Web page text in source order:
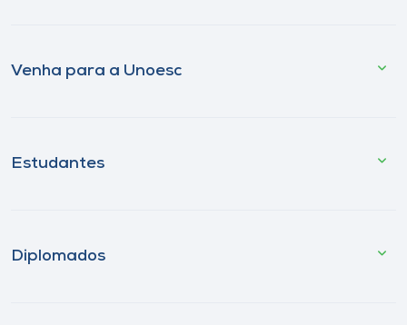
Venha para a Unoesc
Estudantes
Diplomados